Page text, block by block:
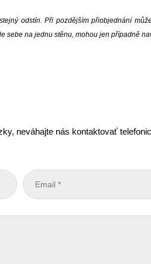
odstín. Při pozdějším přiobjednání
na jednu stěnu, mohou jen případně
neváhajte nás kontaktovať